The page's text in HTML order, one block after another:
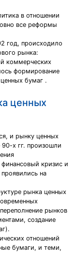
в отношении
все реформы
год, происходило
рынка:
коммерческих
формирование
бумаг .
ценных
и рынку ценных
х гг. произошли
кризис и
на
рынка ценных
рынков
создание
отношений
бумаги, и теми,